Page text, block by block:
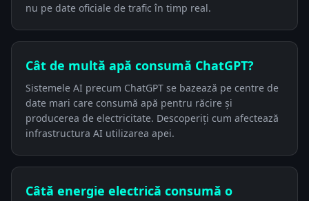
nu pe date oficiale de trafic în timp real.
Cât de multă apă consumă ChatGPT?
Sistemele AI precum ChatGPT se bazează pe centre de
date mari care consumă apă pentru răcire și
producerea de electricitate. Descoperiți cum afectează
infrastructura AI utilizarea apei.
Câtă energie electrică consumă o